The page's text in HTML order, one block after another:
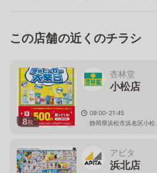
この店舗の近くのチラシ
8枚
杏林堂
小松店
09:00-21:45
静岡県浜松市浜名区小松
アピタ
浜北店